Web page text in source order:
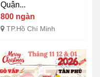
Quận...
800 ngàn
TP.Hồ Chí Minh